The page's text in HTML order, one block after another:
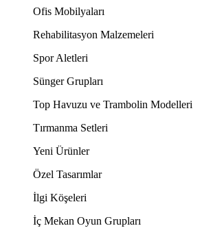
Ofis Mobilyaları
Rehabilitasyon Malzemeleri
Spor Aletleri
Sünger Grupları
Top Havuzu ve Trambolin Modelleri
Tırmanma Setleri
Yeni Ürünler
Özel Tasarımlar
İlgi Köşeleri
İç Mekan Oyun Grupları